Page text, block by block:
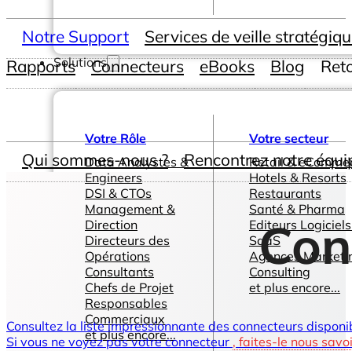
Solutions
Votre Rôle
Data Analystes &
Engineers
DSI & CTOs
Management &
Direction
Directeurs des
Opérations
Consultants
Chefs de Projet
Responsables
Commerciaux
et plus encore...
Votre secteur
Retail &
Hotels & Resorts
Restaurants
Santé & Pharma
Editeurs
SaaS
Agences
Consulting
et plus encore...
Notre Support
Services de veille
Rapports
Connecteurs eBooks Blog
Qui sommes-nous ? Rencontrez notre
Consultez la liste impressionnante des connecteurs
Si vous ne voyez pas votre connecteur , faites-le nous